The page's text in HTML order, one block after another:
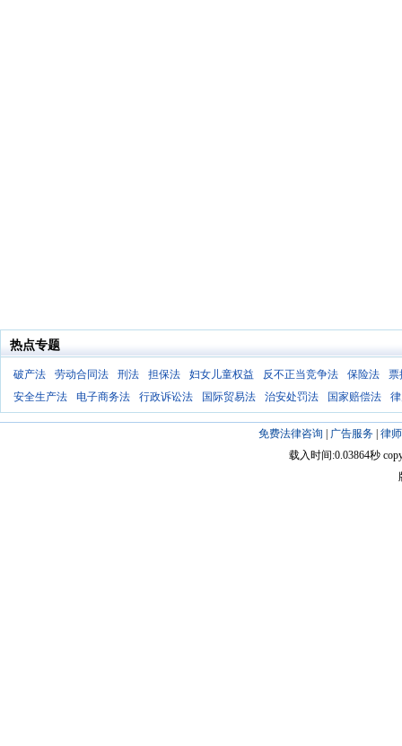
热点专题
破产法 劳动合同法 刑法 担保法 妇女儿童权益 反不正当竞争法 保险法
票
安全生产法
电子商务法 行政诉讼法 国际贸易法 治安处罚法 国家赔偿法
免费法律咨询 广告服务| 律
载入时间:0.03864秒